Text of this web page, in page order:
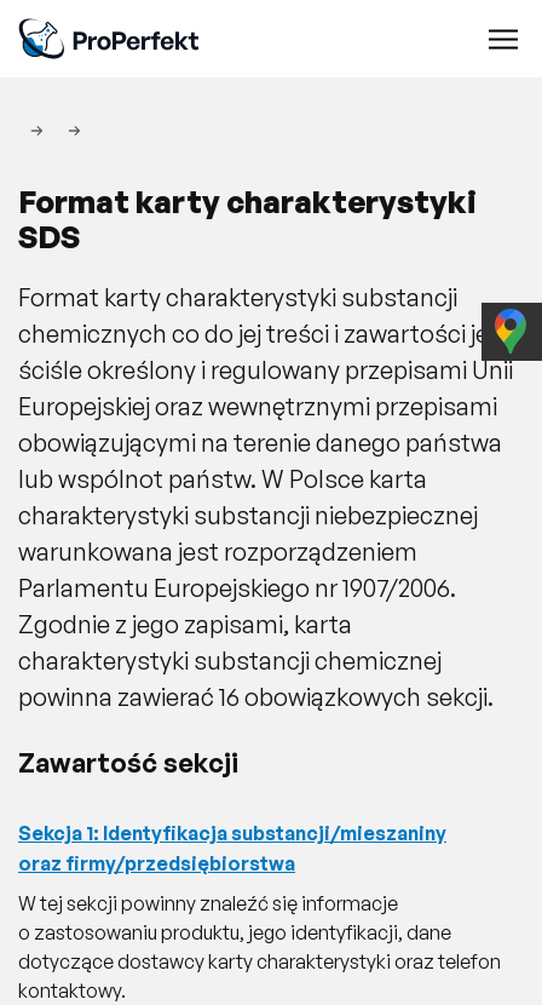
Obrótchemikaliami
Kosmetyki
SafetyAssessment
Tłumaczenia techniczne
Oznakowanie
REACH
Audytdokumentacji
Aktualności
Kontakt
Format karty charakterystyki
SDS
Format karty charakterystyki substancji
chemicznych co do jej treści i zawartości jest
ściśle określony i regulowany przepisami Unii
Europejskiej oraz wewnętrznymi przepisami
obowiązującymi na terenie danego państwa
lub wspólnot państw. W Polsce karta
charakterystyki substancji niebezpiecznej
warunkowana jest rozporządzeniem
Parlamentu Europejskiego nr 1907/2006.
Zgodnie z jego zapisami, karta
charakterystyki substancji chemicznej
powinna zawierać 16 obowiązkowych sekcji.
Zawartość sekcji
Sekcja 1: Identyfikacja substancji/mieszaniny
oraz firmy/przedsiębiorstwa
W tej sekcji powinny znaleźć się informacje
o zastosowaniu produktu, jego identyfikacji, dane
dotyczące dostawcy karty charakterystyki oraz telefon
kontaktowy.